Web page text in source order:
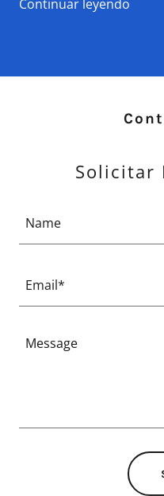
Continuar leyendo
Solicitar
Name
Email*